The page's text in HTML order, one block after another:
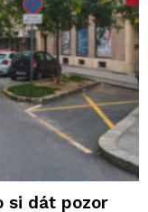
si dát pozor